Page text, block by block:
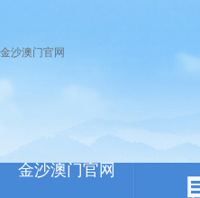
金沙澳门官网
金沙澳门官网